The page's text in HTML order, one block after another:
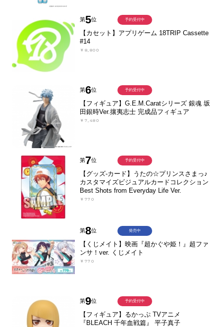
第5位
【カセット】アプリゲーム 18TRIP Cassette
#14
￥8,800
予約受付中
第6位
【フィギュア】G.E.M.Caratシリーズ 銀魂 坂
田銀時Ver.攘夷志士 完成品フィギュア
￥7,480
予約受付中
第7位
【グッズ-カード】うたの☆プリンスさまっ♪
カスタマイズビジュアルカードコレクション
Best Shots from Everyday Life Ver.
￥770
予約受付中
第8位
【くじメイト】映画『超かぐや姫！』超ファ
ンサ！ver. くじメイト
￥770
発売中
第9位
【フィギュア】るかっぷ TVアニメ
『BLEACH 千年血戦篇』 平子真子
予約受付中